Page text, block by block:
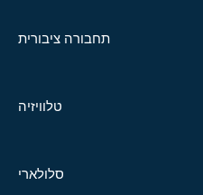
תחבורה ציבורית
טלוויזיה
סלולארי